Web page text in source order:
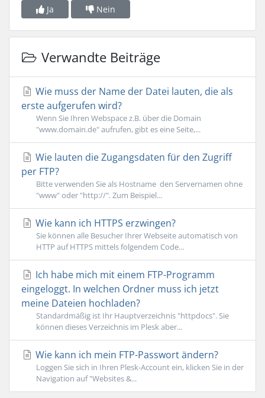
Ja Nein
Verwandte Beiträge
Wie muss der Name der Datei lauten, die als
erste aufgerufen wird?
Wenn Sie Ihren Webspace z.B. über die Domain
"www.domain.de" aufrufen, gibt es eine Seite,...
Wie lauten die Zugangsdaten für den Zugriff
per FTP?
Bitte verwenden Sie als Hostname den Servernamen ohne
"www" oder "http://". Zum Beispiel...
Wie kann ich HTTPS erzwingen?
Sie können alle Besucher Ihrer Webseite automatisch von
HTTP auf HTTPS mittels folgendem Code...
Ich habe mich mit einem FTP-Programm
eingeloggt. In welchen Ordner muss ich jetzt
meine Dateien hochladen?
Standardmäßig ist Ihr Hauptverzeichnis "httpdocs". Sie
können dieses Verzeichnis im Plesk aber...
Wie kann ich mein FTP-Passwort ändern?
Loggen Sie sich in Ihren Plesk-Account ein, klicken Sie in der
Navigation auf "Websites &...